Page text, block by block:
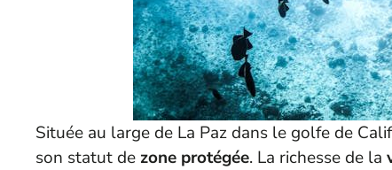
Située au large de La Paz dans le golfe de
son statut de zone protégée. La richesse de la